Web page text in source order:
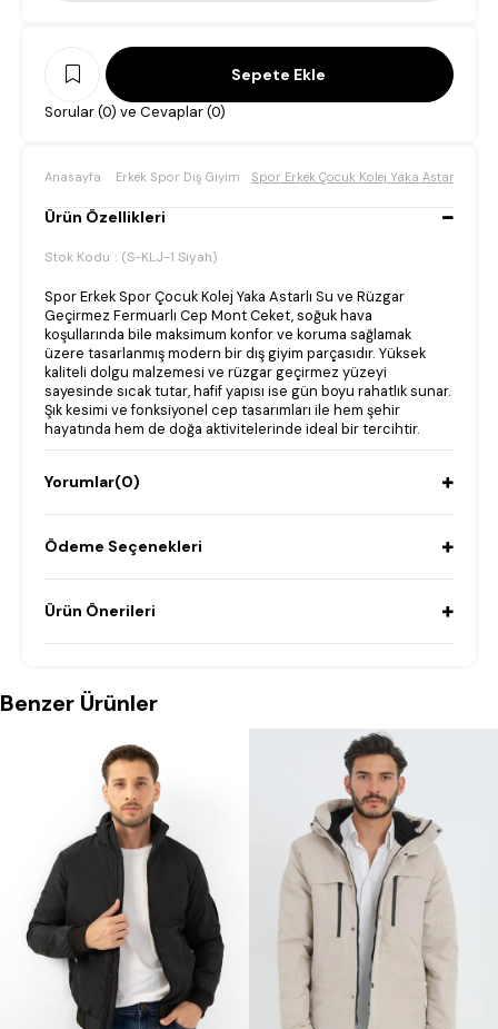
Sorular (0) ve Cevaplar (0)
Anasayfa Erkek Spor Dış Giyim Spor Erkek Çocuk Kolej Yaka Astarlı Su
Ürün Özellikleri
Stok Kodu (S-KLJ-1 Siyah)
Spor Erkek Spor Çocuk Kolej Yaka Astarlı Su ve Rüzgar
Geçirmez Fermuarlı Cep Mont Ceket, soğuk hava
koşullarında bile maksimum konfor ve koruma sağlamak
üzere tasarlanmış modern bir dış giyim parçasıdır. Yüksek
kaliteli dolgu malzemesi ve rüzgar geçirmez yüzeyi
sayesinde sıcak tutar, hafif yapısı ise gün boyu rahatlık sunar.
Şık kesimi ve fonksiyonel cep tasarımları ile hem şehir
hayatında hem de doğa aktivitelerinde ideal bir tercihtir.
Yorumlar(0)
Ödeme Seçenekleri
Ürün Önerileri
Benzer Ürünler